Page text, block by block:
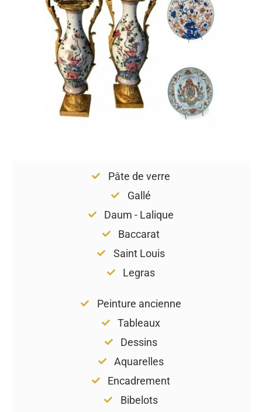
Pâte de verre
Gallé
Daum - Lalique
Baccarat
Saint Louis
Legras
Peinture ancienne
Tableaux
Dessins
Aquarelles
Encadrement
Bibelots